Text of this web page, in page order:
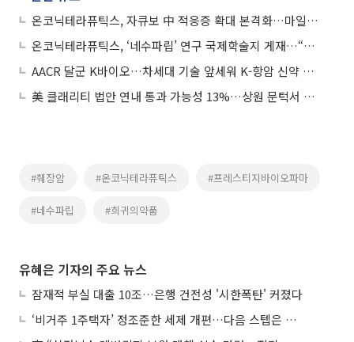
온코닉테라퓨틱스, 자큐보 中 적응증 확대 본격화…마일스톤 100만달러 추가 확보
온코닉테라퓨틱스, ‘네수파립’ 연구 국제학술지 게재…“내성 극복 가능성 제시”
AACR 달군 K바이오…차세대 기술 앞세워 K-항암 신약 존재감↑
美 클래리티 법안 연내 통과 가능성 13%…상원 문턱서 제동
#췌장암 #온코닉테라퓨틱스 #프레스티지바이오파마
#네수파립 #희귀의약품
유혜은 기자의 주요 뉴스
잠재적 부실 대출 10조…은행 건전성 '시한폭탄' 커졌다
‘비거주 1주택자’ 정조준한 세제 개편…다음 스텝은 금융 대책